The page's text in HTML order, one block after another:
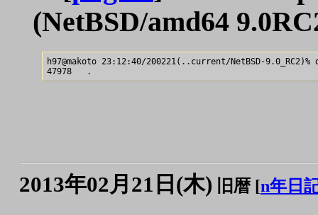
(NetBSD/amd64
h97@makoto 23:12:40/200221(..current/NetBSD-
2013年02月21日(木) 旧暦 [n年日